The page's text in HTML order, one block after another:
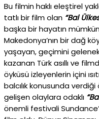
Bu filmin haklı eleştirel
tatlı bir film olan “Bal
başka bir hayatın
Makedonya’nın bir dağ
yaşayan, geçimini
kazanan Türk asıllı ve
öyküsü izleyenlerin içini
balcılık konusunda
gelişen olaylara odaklı
önemli festivali